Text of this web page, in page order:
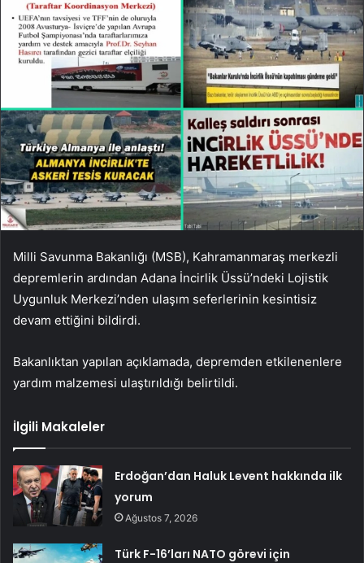
Milli Savunma Bakanlığı (MSB), Kahramanmaraş merkezli
depremlerin ardından Adana İncirlik Üssü’ndeki Lojistik
Uygunluk Merkezi’nden ulaşım seferlerinin kesintisiz
devam ettiğini bildirdi.
Bakanlıktan yapılan açıklamada, depremden etkilenenlere
yardım malzemesi ulaştırıldığı belirtildi.
İlgili Makaleler
Erdoğan’dan Haluk Levent hakkında ilk
yorum
Ağustos 7, 2026
Türk F-16’ları NATO görevi için